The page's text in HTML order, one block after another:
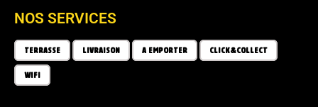
NOS SERVICES
TERRASSE LIVRAISON A EMPORTER CLICK&COLLECT
WIFI